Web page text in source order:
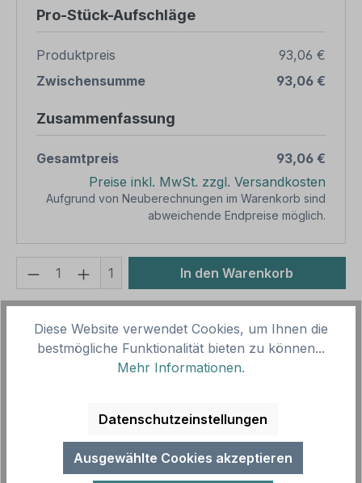
Pro-Stück-Aufschläge
Produktpreis
93,06 €
Zwischensumme
93,06 €
Zusammenfassung
Gesamtpreis
93,06 €
Preise inkl. MwSt. zzgl. Versandkosten
Aufgrund von Neuberechnungen im Warenkorb sind
abweichende Endpreise möglich.
Produkt Anzahl: Gib den
1 In den Warenkorb
Vorlagenummer: HW-TS-55
Hochwertiges Schild für Pferdehöfe und Ställe –
Stallschilder werden nicht…Mehr
Diese Website verwendet Cookies, um Ihnen die
bestmögliche Funktionalität bieten zu können...
Mehr Informationen.
Datenschutzeinstellungen
Ausgewählte Cookies akzeptieren